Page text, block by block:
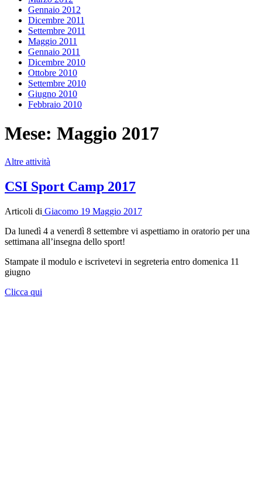
Gennaio 2012
Dicembre 2011
Settembre 2011
Maggio 2011
Gennaio 2011
Dicembre 2010
Ottobre 2010
Settembre 2010
Giugno 2010
Febbraio 2010
Mese: Maggio 2017
Altre attività
CSI Sport Camp 2017
Articoli di Giacomo 19 Maggio 2017
Da lunedì 4 a venerdì 8 settembre vi aspettiamo in oratorio per una
settimana all’insegna dello sport!
Stampate il modulo e iscrivetevi in segreteria entro domenica 11
giugno
Clicca qui